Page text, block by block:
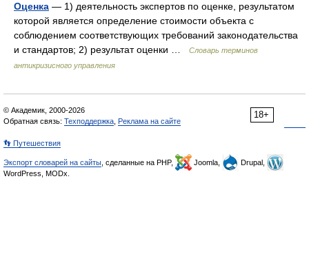
Оценка — 1) деятельность экспертов по оценке, результатом
которой является определение стоимости объекта с
соблюдением соответствующих требований законодательства
и стандартов; 2) результат оценки …
Словарь терминов
антикризисного управления
18+
© Академик, 2000-2026
Обратная связь: Техподдержка Реклама на сайте
👣 Путешествия
Экспорт словарей на сайты , сделанные на PHP, Joomla,
Drupal,
WordPress, MODx.